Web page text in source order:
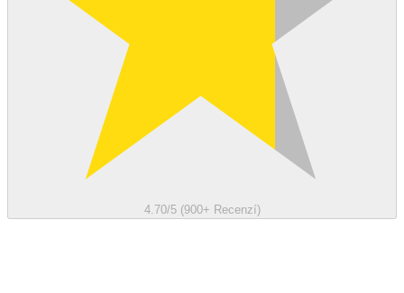
4.70/5 (900+ Recenzí)